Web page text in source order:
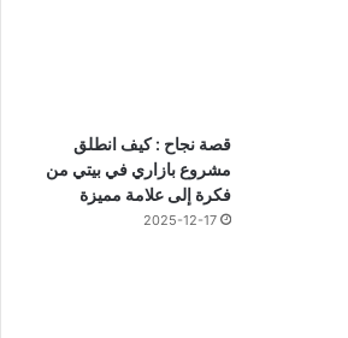
قصة نجاح : كيف انطلق
مشروع بازاري في بيتي من
فكرة إلى علامة مميزة
2025-12-17